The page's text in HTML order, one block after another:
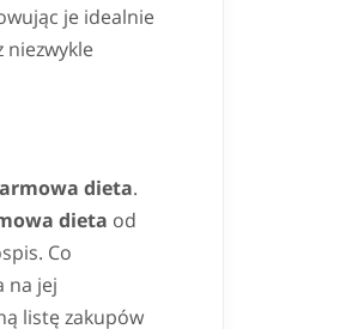
je idealnie
niezwykle
dieta.
dieta od
Co
na jej
listę zakupów